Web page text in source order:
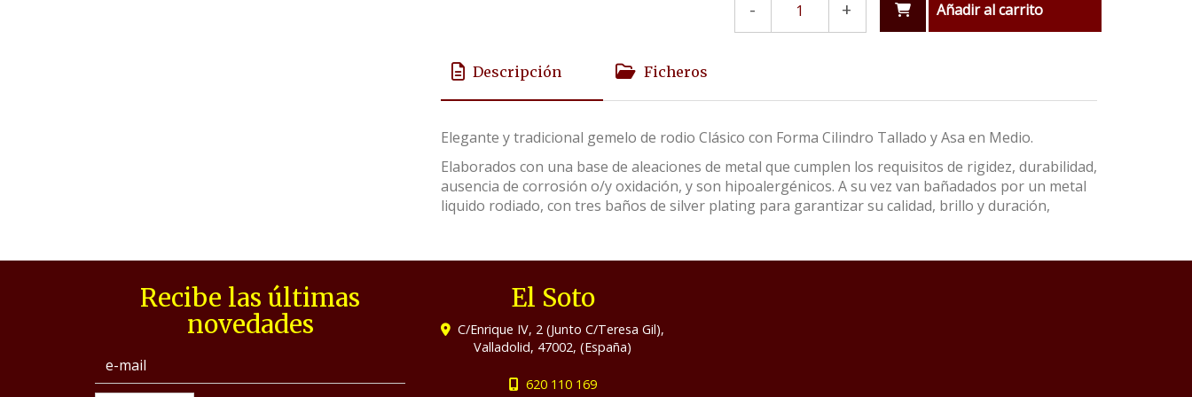
- + Añadir al carrito
Descripción Ficheros
Elegante y tradicional gemelo de rodio Clásico con Forma Cilindro Tallado y Asa en Medio.
Elaborados con una base de aleaciones de metal que cumplen los requisitos de rigidez, durabilidad,
ausencia de corrosión o/y oxidación, y son hipoalergénicos. A su vez van bañadados por un metal
liquido rodiado, con tres baños de silver plating para garantizar su calidad, brillo y duración,
Recibe las últimas
novedades
El Soto
C/Enrique IV, 2 (Junto C/Teresa Gil),
Valladolid, 47002,(España)
620 110 169